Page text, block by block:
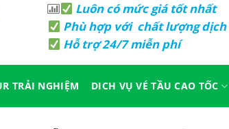
Luôn có mức giá tốt nhất
Phù hợp với chất lượng dịch
Hỗ trợ 24/7 miễn phí
TRẢI NGHIỆM DICH VỤ VÉ TẦU CAO TỐC